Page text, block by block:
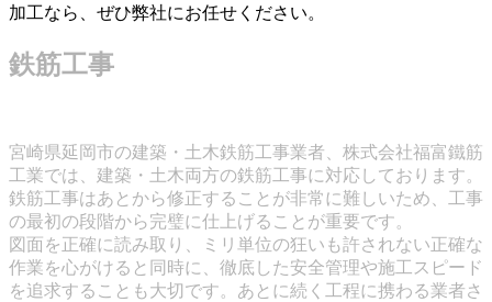
加工なら、ぜひ弊社にお任せください。
鉄筋工事
宮崎県延岡市の建築・土木鉄筋工事業者、株式会社福富鐵筋
工業では、建築・土木両方の鉄筋工事に対応しております。
鉄筋工事はあとから修正することが非常に難しいため、工事
の最初の段階から完璧に仕上げることが重要です。
図面を正確に読み取り、ミリ単位の狂いも許されない正確な
作業を心がけると同時に、徹底した安全管理や施工スピード
を追求することも大切です。あとに続く工程に携わる業者さ